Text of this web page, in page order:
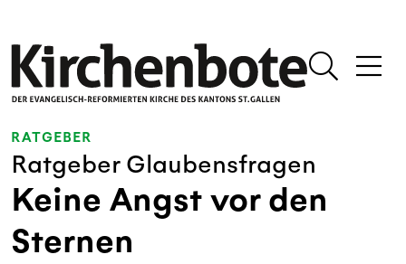
RATGEBER
Ratgeber Glaubensfragen
Keine Angst vor den
Sternen